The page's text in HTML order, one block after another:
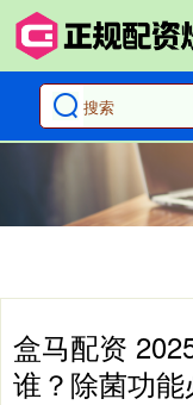
盒马配资
谁？除菌功